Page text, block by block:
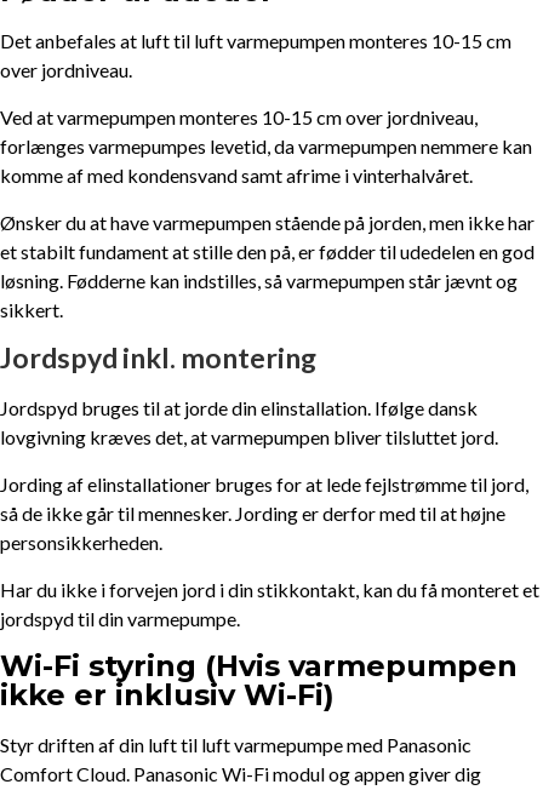
Det anbefales at luft til luft varmepumpen monteres 10-15 cm
over jordniveau.
Ved at varmepumpen monteres 10-15 cm over jordniveau,
forlænges varmepumpes levetid, da varmepumpen nemmere kan
komme af med kondensvand samt afrime i vinterhalvåret.
Ønsker du at have varmepumpen stående på jorden, men ikke har
et stabilt fundament at stille den på, er fødder til udedelen en god
løsning. Fødderne kan indstilles, så varmepumpen står jævnt og
sikkert.
Jordspyd inkl. montering
Jordspyd bruges til at jorde din elinstallation. Ifølge dansk
lovgivning kræves det, at varmepumpen bliver tilsluttet jord.
Jording af elinstallationer bruges for at lede fejlstrømme til jord,
så de ikke går til mennesker. Jording er derfor med til at højne
personsikkerheden.
Har du ikke i forvejen jord i din stikkontakt, kan du få monteret et
jordspyd til din varmepumpe.
Wi-Fi styring (Hvis varmepumpen
ikke er inklusiv Wi-Fi)
Styr driften af din luft til luft varmepumpe med Panasonic
Comfort Cloud. Panasonic Wi-Fi modul og appen giver dig